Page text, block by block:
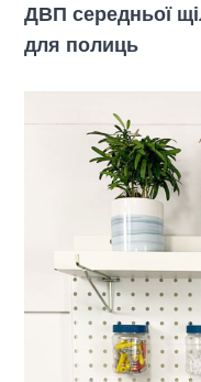
ДВП середньої
для полиць